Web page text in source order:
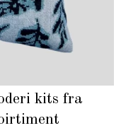
kits fra